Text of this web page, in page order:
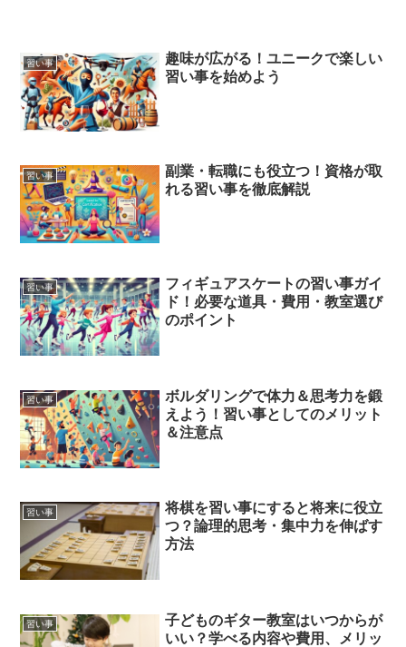
習い事
趣味が広がる！ユニークで楽しい
習い事を始めよう
習い事
副業・転職にも役立つ！資格が取
れる習い事を徹底解説
習い事
フィギュアスケートの習い事ガイ
ド！必要な道具・費用・教室選び
のポイント
習い事
ボルダリングで体力＆思考力を鍛
えよう！習い事としてのメリット
＆注意点
習い事
将棋を習い事にすると将来に役立
つ？論理的思考・集中力を伸ばす
方法
習い事
子どものギター教室はいつからが
いい？学べる内容や費用、メリッ